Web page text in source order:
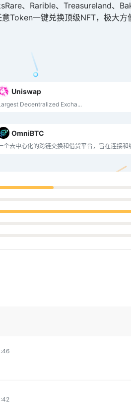
、Rarible、Treasureland、
Token一键兑换顶级NFT，极大方
Uniswap
Decentralized Excha...
OmniBTC